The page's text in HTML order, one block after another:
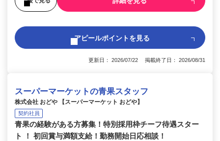
アピールポイントを見る
更新日： 2026/07/22 掲載終了日： 2026/08/31
スーパーマーケットの青果スタッフ
株式会社 おどや 【スーパーマーケット おどや】
契約社員
青果の経験がある方募集！特別採用枠チーフ待遇スター
ト ！ 初回賞与満額支給！勤務開始日応相談！